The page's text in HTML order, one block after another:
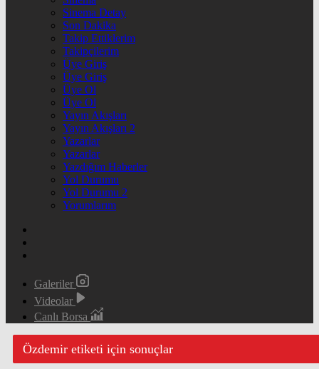
Sinema Detay
Son Dakika
Takip Ettiklerim
Takipçilerim
Üye Giriş
Üye Giriş
Üye Ol
Üye Ol
Yayın Akışları
Yayın Akışları 2
Yazarlar
Yazarlar
Yazdığım Haberler
Yol Durumu
Yol Durumu 2
Yorumlarım
Galeriler
Videolar
Canlı Borsa
Özdemir etiketi için sonuçlar